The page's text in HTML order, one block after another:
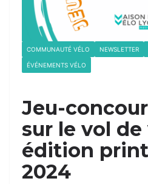
COMMUNAUTÉ VÉLO NEWSLETTER
ÉVÉNEMENTS VÉLO
Jeu-
sur le vol de
édition
2024